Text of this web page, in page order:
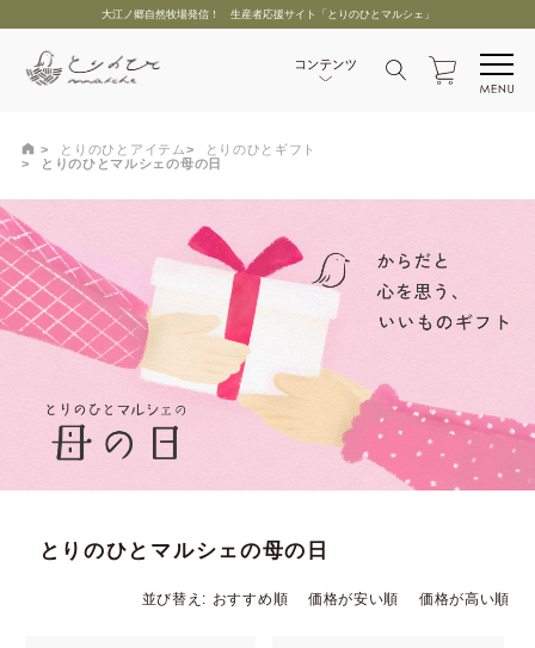
大江ノ郷自然牧場発信！ 生産者応援サイト「とりのひとマルシェ」
とりのひとアイテム
とりのひとギフト
とりのひとマルシェの母の日
とりのひとマルシェの母の日
並び替え おすすめ順 価格が安い順 価格が高い順